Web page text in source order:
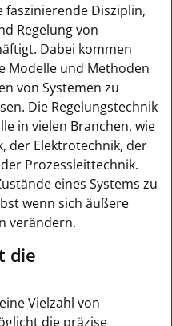
faszinierende Disziplin,
Regelung von
Dabei kommen
Modelle und Methoden
von Systemen zu
Die Regelungstechnik
in vielen Branchen, wie
der Elektrotechnik, der
Prozessleittechnik.
eines Systems zu
wenn sich äußere
verändern.
die
Vielzahl von
die präzise